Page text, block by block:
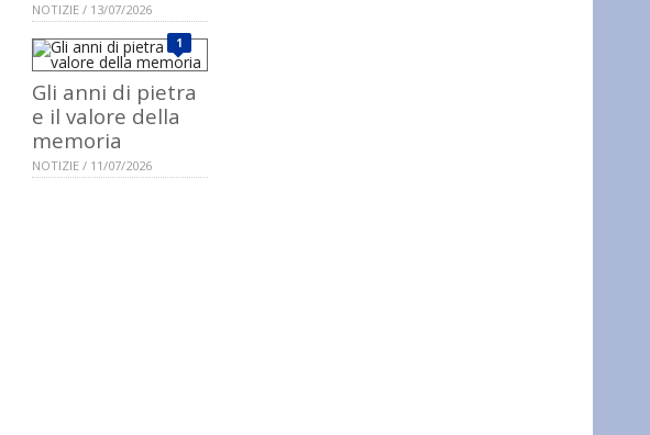
NOTIZIE / 13/07/2026
1
Gli anni di pietra
e il valore della
memoria
NOTIZIE / 11/07/2026